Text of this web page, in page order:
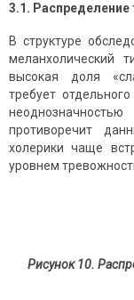
3.1.
В структуре
меланхолический
высокая доля
требует
противоречит
холерики чаще
уровнем
Рисунок 10.